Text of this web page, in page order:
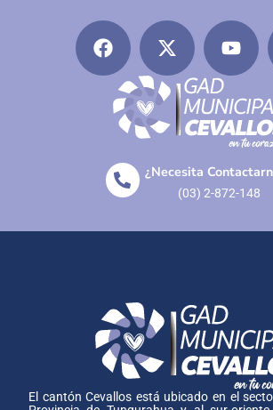
¿Necesita
(03) 2-872-148
El cantón Cevallos está ubicado en el